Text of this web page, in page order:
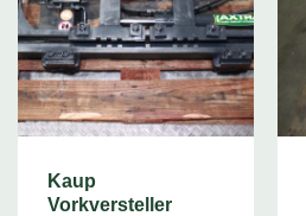
Kaup
Vorkversteller